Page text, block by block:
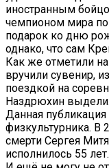
иностранным
чемпионом мира
подарок ко дню
однако, что сам
Как же отметили
вручили сувенир,
поездкой на
Наздрюхин
Данная
физкультурника. В
смерти Сергея
исполнилось 55 лет.